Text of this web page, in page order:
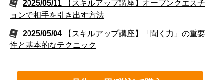
2025/05/11
【スキルアップ講座】オープンクエスチ
ョンで相手を引き出す方法
2025/05/04
【スキルアップ講座】「聞く力」の重要
性と基本的なテクニック